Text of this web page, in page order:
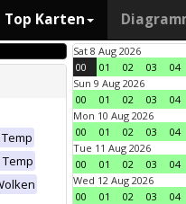
Top Karten
Sat 8 Aug 2026
00
01 02 03 04
Sun 9 Aug 2026
00
01 02 03 04
Mon 10 Aug 2026
00
01 02 03 04
Tue 11 Aug 2026
00
01 02 03 04
Wed 12 Aug 2026
00
01 02 03 04